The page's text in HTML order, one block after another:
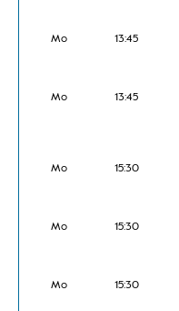
Mo 13:45
Mo 13:45
Mo 15:30
Mo 15:30
Mo 15:30